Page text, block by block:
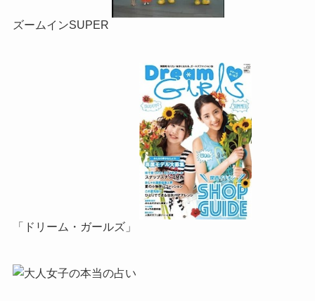
ズームインSUPER
「ドリーム・ガールズ」